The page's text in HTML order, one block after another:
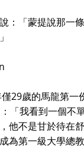
：「蒙提說那一
29歲的馬龍第一
「我看到一個不
他不是甘於待在
為第一級大學總